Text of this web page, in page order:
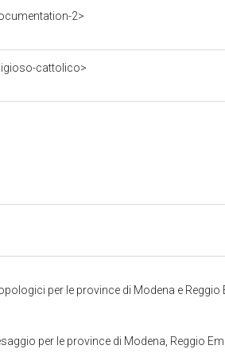
2>
cattolico>
per le province di Modena e Reggio
per le province di Modena, Reggio